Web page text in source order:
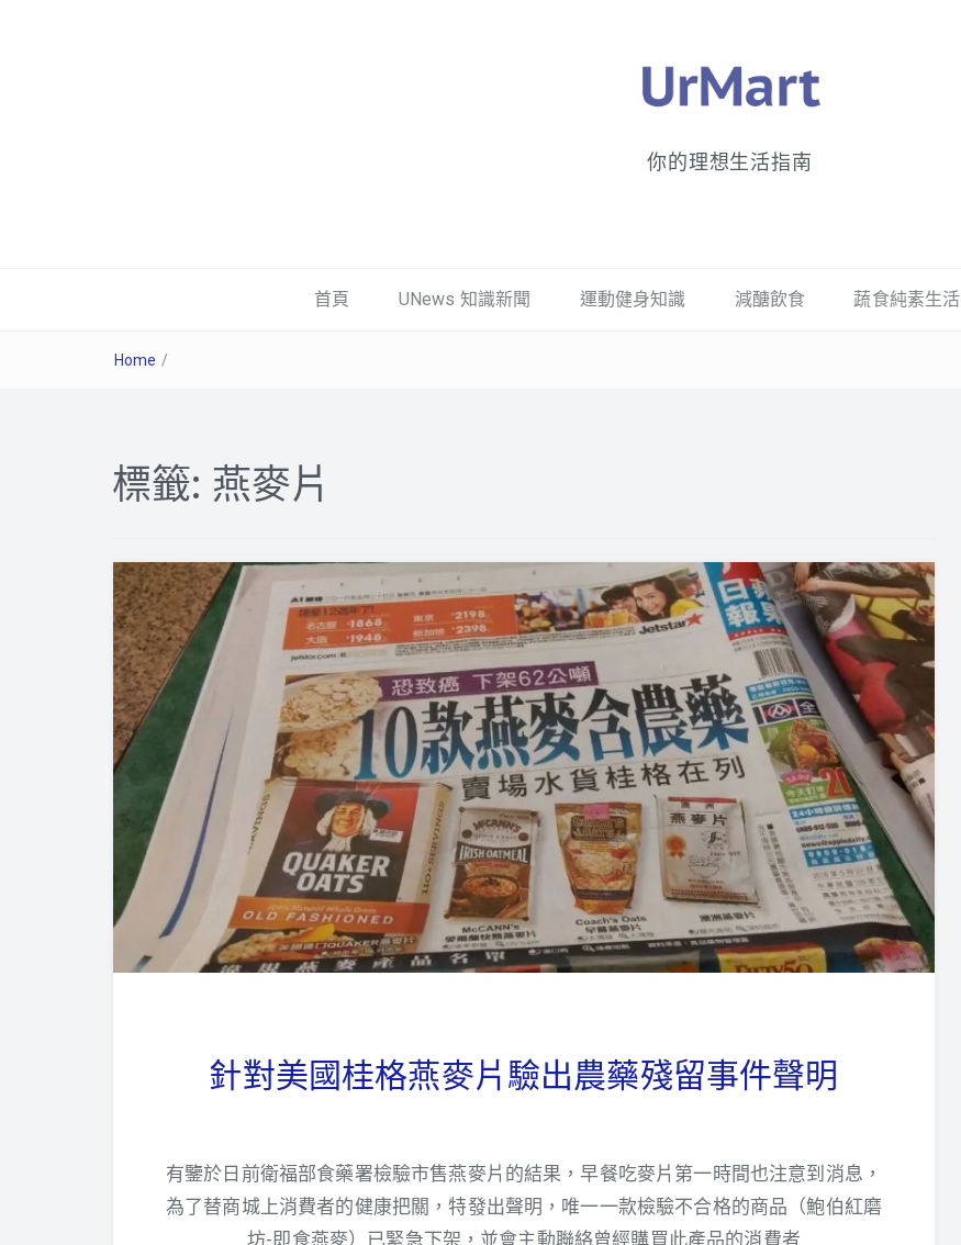
你的理想生活指南
首頁 UNews 知識新聞 運動健身知識 減醣飲食 蔬食純素生活
Home /
標籤: 燕麥片
針對美國桂格燕麥片驗出農藥殘留事件聲明
有鑒於日前衛福部食藥署檢驗市售燕麥片的結果，早餐吃麥片第一時間也注意到消息，
為了替商城上消費者的健康把關，特發出聲明，唯一一款檢驗不合格的商品（鮑伯紅磨
坊-即食燕麥）已緊急下架，並會主動聯絡曾經購買此產品的消費者